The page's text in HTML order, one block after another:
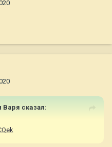
Варя сказал: